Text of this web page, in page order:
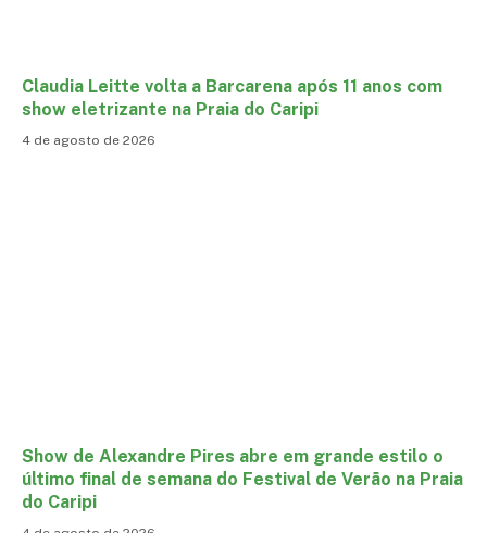
Claudia Leitte volta a Barcarena após 11 anos com
show eletrizante na Praia do Caripi
4 de agosto de 2026
Show de Alexandre Pires abre em grande estilo o
último final de semana do Festival de Verão na Praia
do Caripi